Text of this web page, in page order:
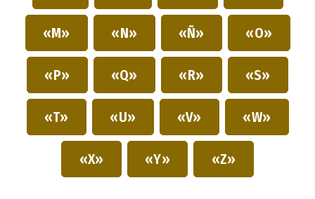
«M» «N» «Ñ» «O»
«P» «Q» «R» «S»
«T» «U» «V» «W»
«X» «Y» «Z»